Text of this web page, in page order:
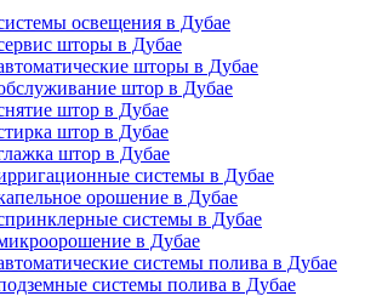
освещения в Дубае
шторы в Дубае
шторы в Дубае
штор в Дубае
штор в Дубае
штор в Дубае
штор в Дубае
системы в Дубае
орошение в Дубае
системы в Дубае
в Дубае
системы полива в Дубае
системы полива в Дубае